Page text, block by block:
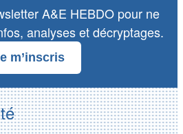
A&E HEBDO pour ne
analyses et décryptages.
m’inscris